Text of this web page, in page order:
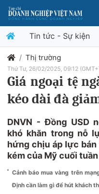
Tin tức - Sự kiện
Thị trường
Thứ Tư, 26/02/2025, 09:12
Giá ngoại tệ
kéo dài đà
DNVN - Đồng USD
khó khăn trong nỗ
hứng chịu áp lực
kém của Mỹ cuối tuần
Cảnh báo mua vàng trên
Định cần làm gì để hút khách